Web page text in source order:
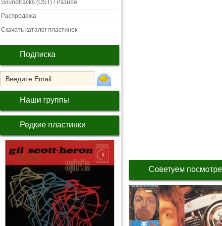
Soundtracks (OST) / Разное
Распродажа
Скачать каталог пластинок
Подписка
Наши группы
Редкие пластинки
Советуем